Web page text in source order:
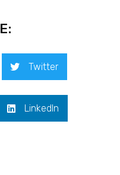
Twitter
LinkedIn